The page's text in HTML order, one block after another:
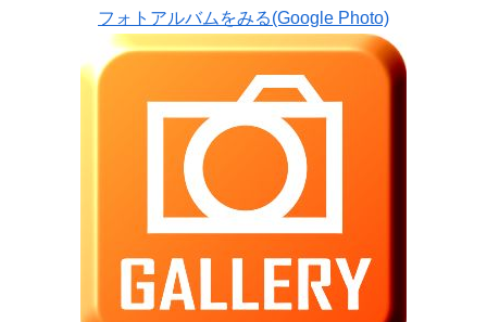
フォトアルバムをみる(Google Photo)